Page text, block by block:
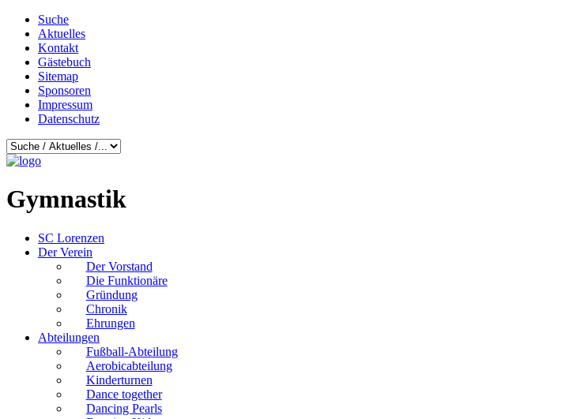
Suche
Aktuelles
Kontakt
Gästebuch
Sitemap
Sponsoren
Impressum
Datenschutz
Gymnastik
SC Lorenzen
Der Verein
Der Vorstand
Die Funktionäre
Gründung
Chronik
Ehrungen
Abteilungen
Fußball-Abteilung
Aerobicabteilung
Kinderturnen
Dance together
Dancing Pearls